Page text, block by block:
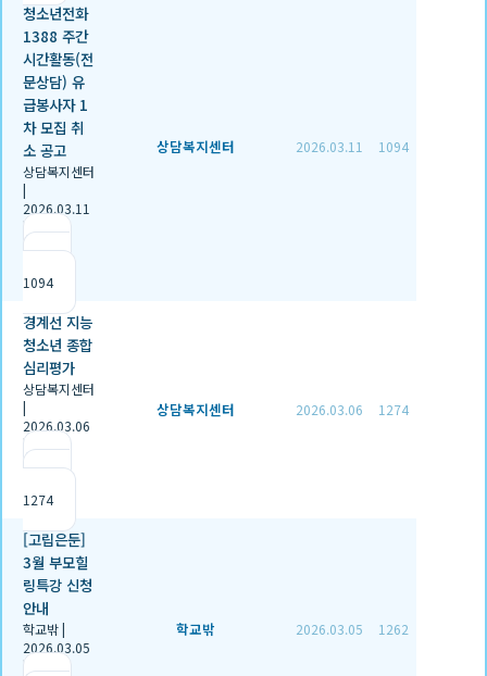
청소년전화
1388 주간
시간활동(전
문상담) 유
급봉사자 1
차 모집 취
소 공고
상담복지센터
|
2026.03.11
|
1094
상담복지센터 2026.03.11 1094
경계선 지능
청소년 종합
심리평가
상담복지센터
|
2026.03.06
|
1274
상담복지센터 2026.03.06 1274
[고립은둔]
3월 부모힐
링특강 신청
안내
학교밖|
2026.03.05
|
학교밖 2026.03.05 1262